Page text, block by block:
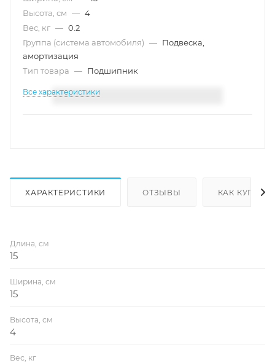
Высота, см — 4
Вес, кг — 0.2
Группа (система автомобиля) — Подвеска,
амортизация
Тип товара — Подшипник
Все характеристики
ХАРАКТЕРИСТИКИ ОТЗЫВЫ КАК КУПИТЬ
Длина, см
15
Ширина, см
15
Высота, см
4
Вес, кг